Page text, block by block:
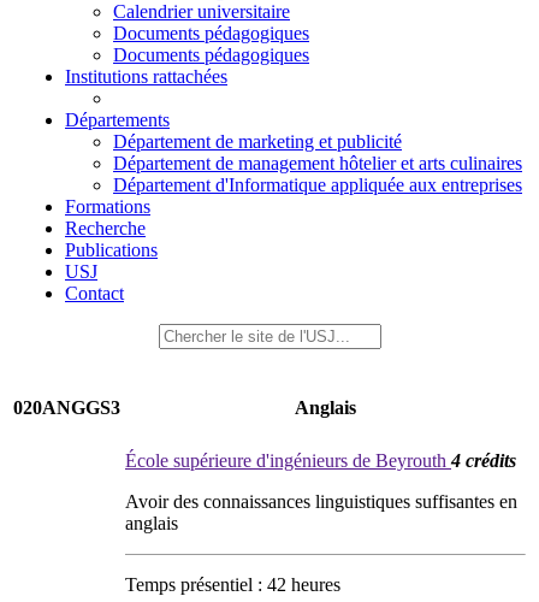
Calendrier universitaire
Documents pédagogiques
Documents pédagogiques
Institutions rattachées
Départements
Département de marketing et publicité
Département de management hôtelier et arts culinaires
Département d'Informatique appliquée aux entreprises
Formations
Recherche
Publications
USJ
Contact
020ANGGS3 Anglais
École supérieure d'ingénieurs de Beyrouth4 crédits
Avoir des connaissances linguistiques suffisantes en
anglais
Temps présentiel : 42 heures